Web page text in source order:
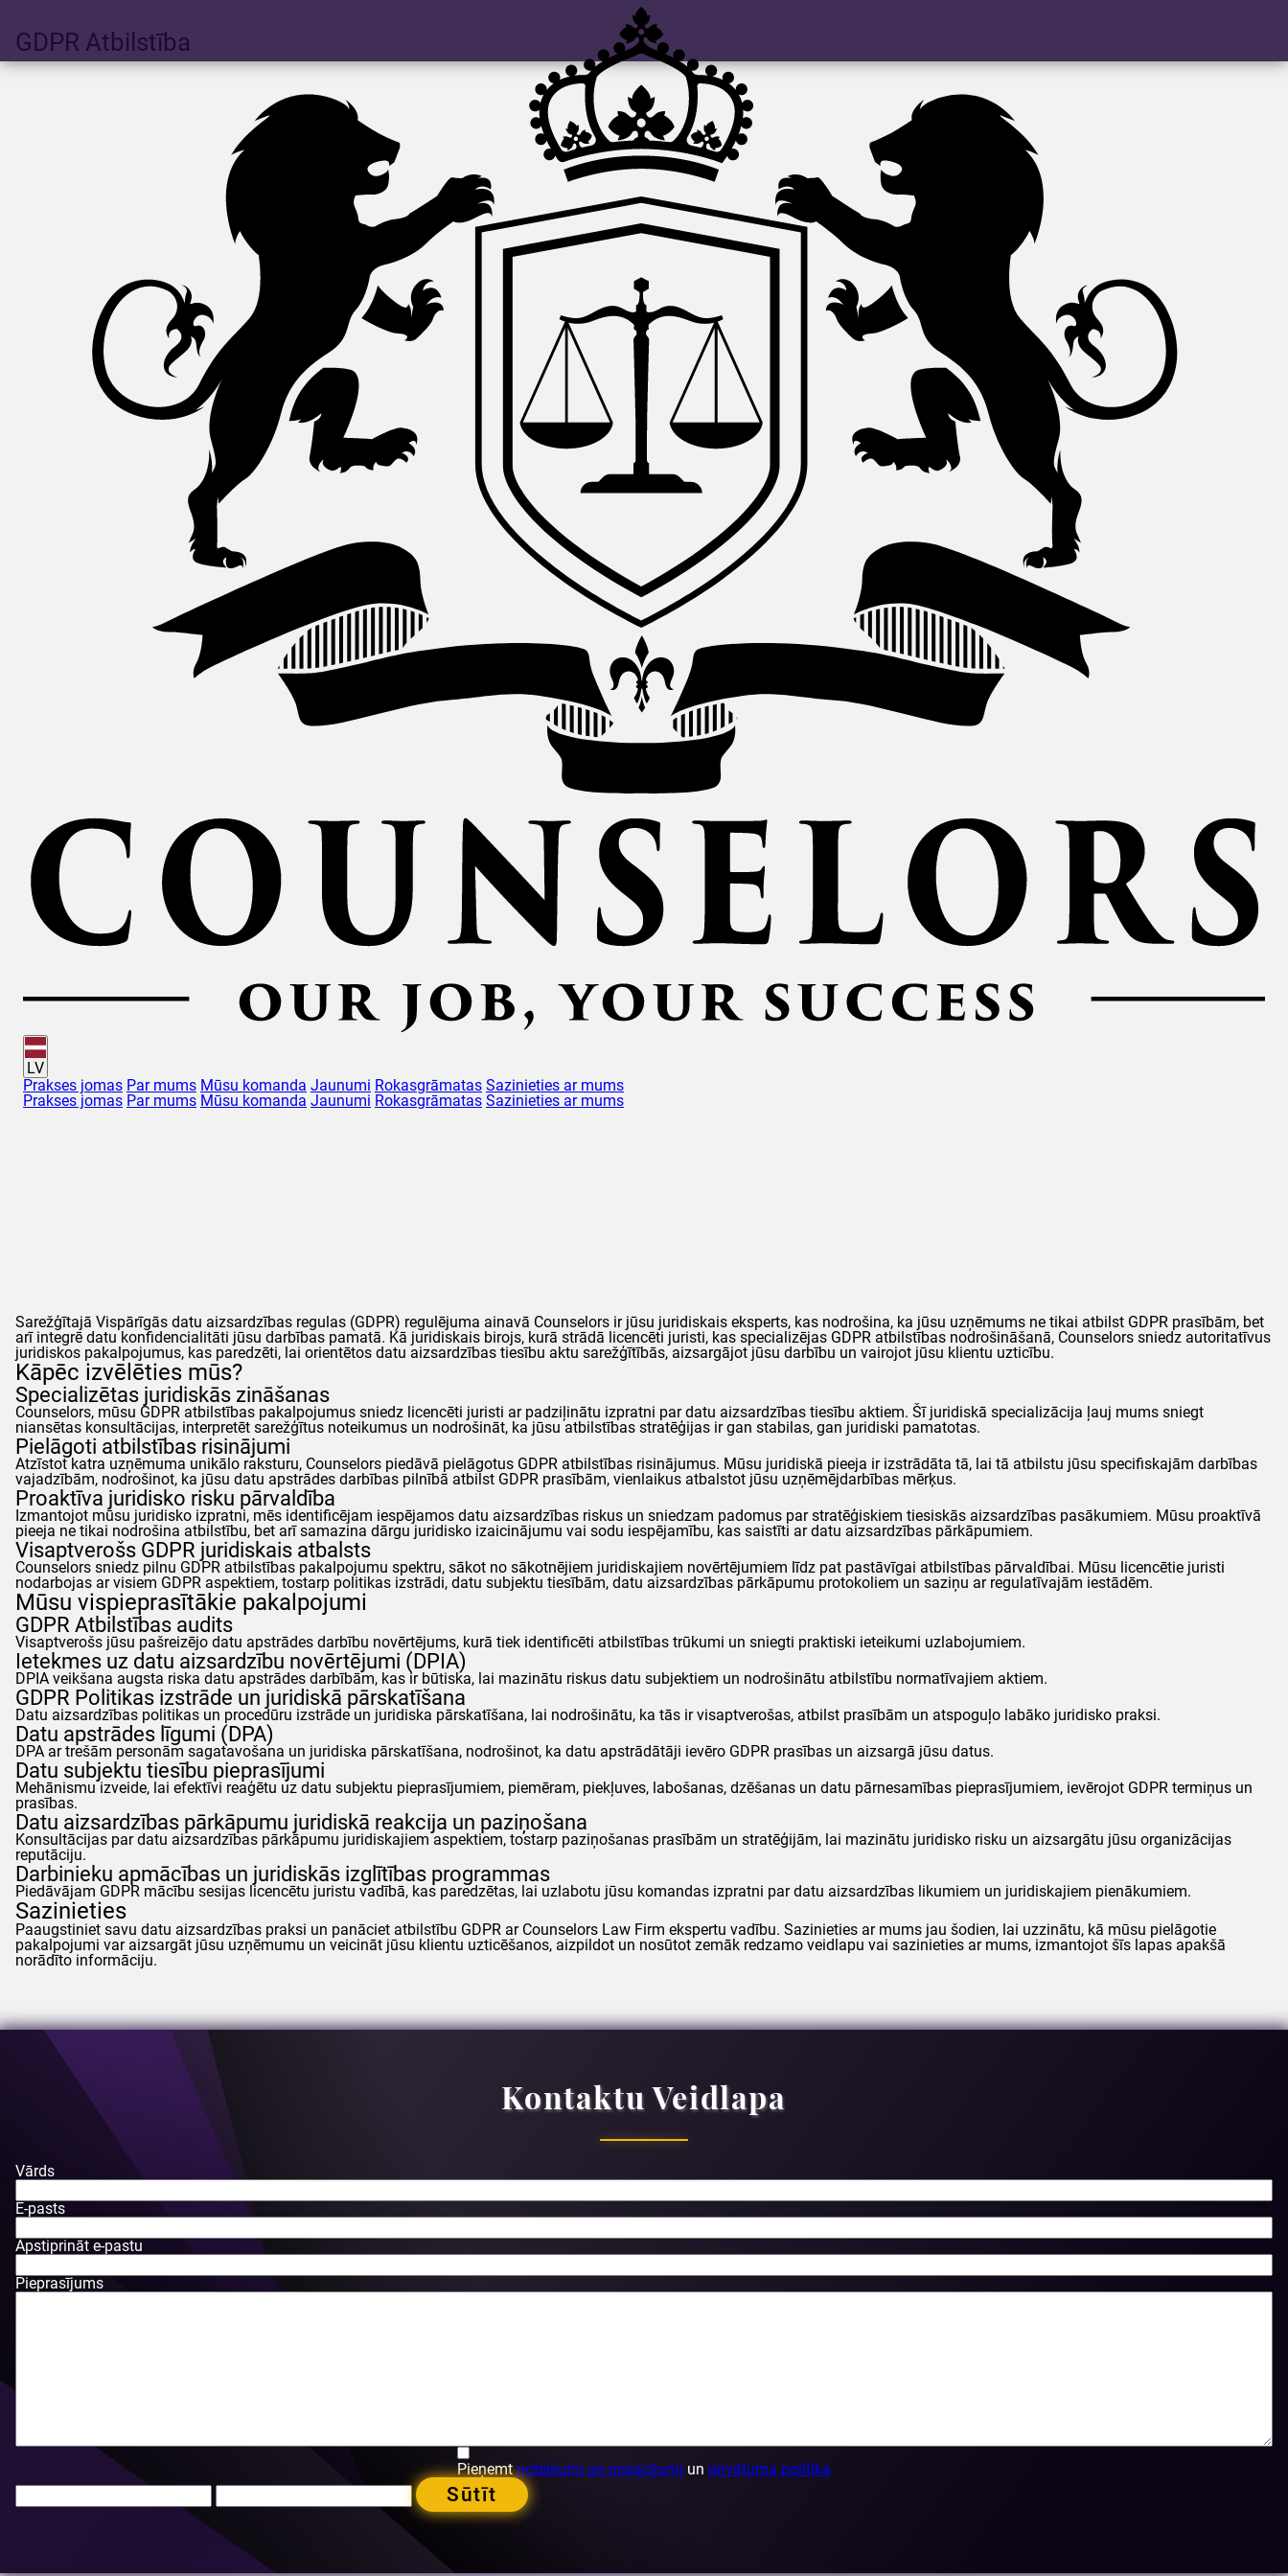
LV
Prakses jomas Par mums Mūsu komanda Jaunumi Rokasgrāmatas Sazinieties ar mums
Prakses jomas Par mums Mūsu komanda Jaunumi Rokasgrāmatas Sazinieties ar mums
GDPR Atbilstība
Sarežģītajā Vispārīgās datu aizsardzības regulas (GDPR) regulējuma ainavā Counselors ir jūsu juridiskais eksperts, kas nodrošina, ka jūsu uzņēmums ne tikai atbilst GDPR prasībām, bet
arī integrē datu konfidencialitāti jūsu darbības pamatā. Kā juridiskais birojs, kurā strādā licencēti juristi, kas specializējas GDPR atbilstības nodrošināšanā, Counselors sniedz autoritatīvus
juridiskos pakalpojumus, kas paredzēti, lai orientētos datu aizsardzības tiesību aktu sarežģītībās, aizsargājot jūsu darbību un vairojot jūsu klientu uzticību.
Kāpēc izvēlēties mūs?
Specializētas juridiskās zināšanas
Counselors, mūsu GDPR atbilstības pakalpojumus sniedz licencēti juristi ar padziļinātu izpratni par datu aizsardzības tiesību aktiem. Šī juridiskā specializācija ļauj mums sniegt
niansētas konsultācijas, interpretēt sarežģītus noteikumus un nodrošināt, ka jūsu atbilstības stratēģijas ir gan stabilas, gan juridiski pamatotas.
Pielāgoti atbilstības risinājumi
Atzīstot katra uzņēmuma unikālo raksturu, Counselors piedāvā pielāgotus GDPR atbilstības risinājumus. Mūsu juridiskā pieeja ir izstrādāta tā, lai tā atbilstu jūsu specifiskajām darbības
vajadzībām, nodrošinot, ka jūsu datu apstrādes darbības pilnībā atbilst GDPR prasībām, vienlaikus atbalstot jūsu uzņēmējdarbības mērķus.
Proaktīva juridisko risku pārvaldība
Izmantojot mūsu juridisko izpratni, mēs identificējam iespējamos datu aizsardzības riskus un sniedzam padomus par stratēģiskiem tiesiskās aizsardzības pasākumiem. Mūsu proaktīvā
pieeja ne tikai nodrošina atbilstību, bet arī samazina dārgu juridisko izaicinājumu vai sodu iespējamību, kas saistīti ar datu aizsardzības pārkāpumiem.
Visaptverošs GDPR juridiskais atbalsts
Counselors sniedz pilnu GDPR atbilstības pakalpojumu spektru, sākot no sākotnējiem juridiskajiem novērtējumiem līdz pat pastāvīgai atbilstības pārvaldībai. Mūsu licencētie juristi
nodarbojas ar visiem GDPR aspektiem, tostarp politikas izstrādi, datu subjektu tiesībām, datu aizsardzības pārkāpumu protokoliem un saziņu ar regulatīvajām iestādēm.
Mūsu vispieprasītākie pakalpojumi
GDPR Atbilstības audits
Visaptverošs jūsu pašreizējo datu apstrādes darbību novērtējums, kurā tiek identificēti atbilstības trūkumi un sniegti praktiski ieteikumi uzlabojumiem.
Ietekmes uz datu aizsardzību novērtējumi (DPIA)
DPIA veikšana augsta riska datu apstrādes darbībām, kas ir būtiska, lai mazinātu riskus datu subjektiem un nodrošinātu atbilstību normatīvajiem aktiem.
GDPR Politikas izstrāde un juridiskā pārskatīšana
Datu aizsardzības politikas un procedūru izstrāde un juridiska pārskatīšana, lai nodrošinātu, ka tās ir visaptverošas, atbilst prasībām un atspoguļo labāko juridisko praksi.
Datu apstrādes līgumi (DPA)
DPA ar trešām personām sagatavošana un juridiska pārskatīšana, nodrošinot, ka datu apstrādātāji ievēro GDPR prasības un aizsargā jūsu datus.
Datu subjektu tiesību pieprasījumi
Mehānismu izveide, lai efektīvi reaģētu uz datu subjektu pieprasījumiem, piemēram, piekļuves, labošanas, dzēšanas un datu pārnesamības pieprasījumiem, ievērojot GDPR termiņus un
prasības.
Datu aizsardzības pārkāpumu juridiskā reakcija un paziņošana
Konsultācijas par datu aizsardzības pārkāpumu juridiskajiem aspektiem, tostarp paziņošanas prasībām un stratēģijām, lai mazinātu juridisko risku un aizsargātu jūsu organizācijas
reputāciju.
Darbinieku apmācības un juridiskās izglītības programmas
Piedāvājam GDPR mācību sesijas licencētu juristu vadībā, kas paredzētas, lai uzlabotu jūsu komandas izpratni par datu aizsardzības likumiem un juridiskajiem pienākumiem.
Sazinieties
Paaugstiniet savu datu aizsardzības praksi un panāciet atbilstību GDPR ar Counselors Law Firm ekspertu vadību. Sazinieties ar mums jau šodien, lai uzzinātu, kā mūsu pielāgotie
pakalpojumi var aizsargāt jūsu uzņēmumu un veicināt jūsu klientu uzticēšanos, aizpildot un nosūtot zemāk redzamo veidlapu vai sazinieties ar mums, izmantojot šīs lapas apakšā
norādīto informāciju.
Kontaktu Veidlapa
Vārds
E-pasts
Apstiprināt e-pastu
Pieprasījums
Pieņemtnoteikumi un nosacījumi un privātuma politika
Sūtīt